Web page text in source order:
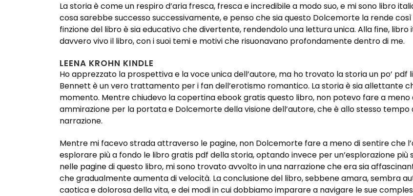
La storia è come un respiro d’aria fresca, fresca e incredibile a modo suo, e mi sono libro
cosa sarebbe successo successivamente, e penso che sia questo Dolcemorte la rende
finzione del libro è sia educativo che divertente, rendendolo una lettura unica. Alla fine,
davvero vivo il libro, con i suoi temi e motivi che risuonavano profondamente dentro di me.
LEENA KROHN KINDLE
Ho apprezzato la prospettiva e la voce unica dell’autore, ma ho trovato la storia un po’ pdf
Bennett è un vero trattamento per i fan dell’erotismo romantico. La storia è sia allettante
momento. Mentre chiudevo la copertina ebook gratis questo libro, non potevo fare a meno
ammirazione per la portata e Dolcemorte della visione dell’autore, che è allo stesso
narrazione.
Mentre mi facevo strada attraverso le pagine, non Dolcemorte fare a meno di sentire che
esplorare più a fondo le libro gratis pdf della storia, optando invece per un’esplorazione
nelle pagine di questo libro, mi sono trovato avvolto in una narrazione che era sia
che gradualmente aumenta di velocità. La conclusione del libro, sebbene amara, sembra
caotica e dolorosa della vita, e dei modi in cui dobbiamo imparare a navigare le sue